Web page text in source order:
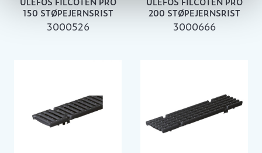
150 STØPEJERNSRIST
3000526
200 STØPEJERNSRIST
3000666